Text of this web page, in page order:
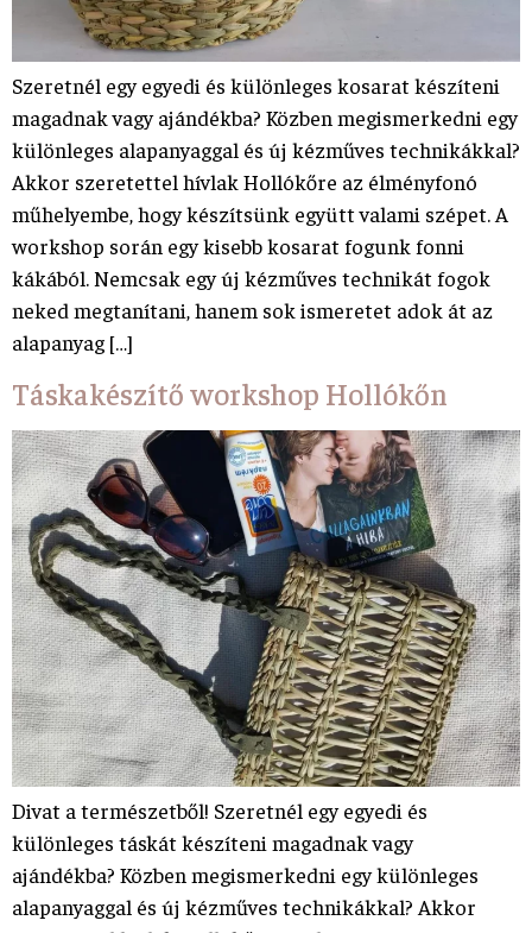
Szeretnél egy egyedi és különleges kosarat készíteni
magadnak vagy ajándékba? Közben megismerkedni egy
különleges alapanyaggal és új kézműves technikákkal?
Akkor szeretettel hívlak Hollókőre az élményfonó
műhelyembe, hogy készítsünk együtt valami szépet. A
workshop során egy kisebb kosarat fogunk fonni
kákából. Nemcsak egy új kézműves technikát fogok
neked megtanítani, hanem sok ismeretet adok át az
alapanyag […]
Táskakészítő workshop Hollókőn
Divat a természetből! Szeretnél egy egyedi és
különleges táskát készíteni magadnak vagy
ajándékba? Közben megismerkedni egy különleges
alapanyaggal és új kézműves technikákkal? Akkor